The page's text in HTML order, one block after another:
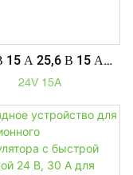
15 А 25,6 В 15 А
Lifepo4 Зарядное
Зарядное
Для
24V 15A